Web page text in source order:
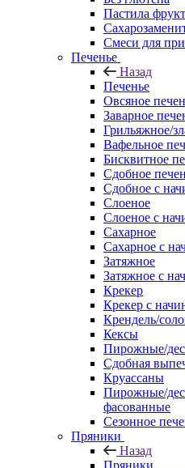
Пастила
Смеси для
Печенье
Назад
Печенье
Овсяное
Заварное
Грильяжное/
Вафельное
Бисквитное
Сдобное
Сдобное с
Слоеное
Слоеное с
Сахарное
Сахарное с
Затяжное
Затяжное с
Крекер
Крекер с
Крендель/
Кексы
Пирожные/
Сдобная
Круассаны
Пирожные/
фасованные
Сезонное
Пряники
Назад
Пряники